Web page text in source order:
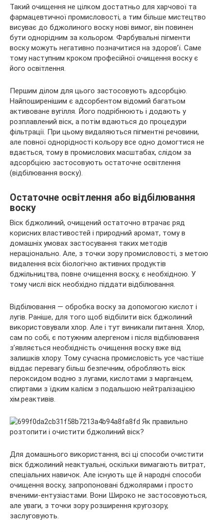
Такий очищення не цілком достатньо для харчової та
фармацевтичної промисловості, а тим більше мистецтво
висуває до бджолиного воску нові вимог, він повинен
бути однорідним за кольором. Фарбувальні пігменти
воску можуть негативно позначитися на здоров’ї. Саме
тому наступним кроком професійної очищення воску є
його освітлення.
Першим ділом для цього застосовують адсорбцію.
Найпоширенішим є адсорбентом відомий багатьом
активоване вугілля. Його подрібнюють і додають у
розплавлений віск, а потім вдаються до процедури
фільтрації. При цьому видаляються пігментні речовини,
але повної однорідності кольору все одно домогтися не
вдається, тому в промислових масштабах, слідом за
адсорбцією застосовують остаточне освітлення
(відбілювання воску).
Остаточне освітлення або відбілювання
воску
Віск бджолиний, очищений остаточно втрачає ряд
корисних властивостей і природний аромат, тому в
домашніх умовах застосування таких методів
нераціонально. Але, з точки зору промисловості, з метою
видалення всіх біологічно активних продуктів
бджільництва, повне очищення воску, є необхідною. У
тому числі віск необхідно піддати відбілювання.
Відбілювання — обробка воску за допомогою кислот і
лугів. Раніше, для того щоб відбілити віск бджолиний
використовували хлор. Але і тут виникали питання. Хлор,
сам по собі, є потужним алергеном і після відбілювання
з’являється необхідність очищення воску вже від
залишків хлору. Тому сучасна промисловість усе частіше
віддає перевагу більш безпечним, обробляють віск
пероксидом водню з лугами, кислотами з марганцем,
спиртами з їдким калієм з подальшою нейтралізацією
хім.реактивів.
Для домашнього використання, всі ці способи очистити
віск бджолиний неактуальні, оскільки вимагають витрат,
спеціальних навичок. Але існують ще й народні способи
очищення воску, запропоновані бджолярами і просто
вченими-ентузіастами. Вони Широко не застосовуються,
але уваги, з точки зору розширення кругозору,
заслуговують.